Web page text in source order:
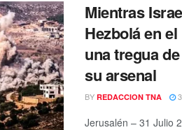
Mientras
Hezbolá en
una tregua
su arsenal
BY REDACCION TNA
Jerusalén – 31 Julio